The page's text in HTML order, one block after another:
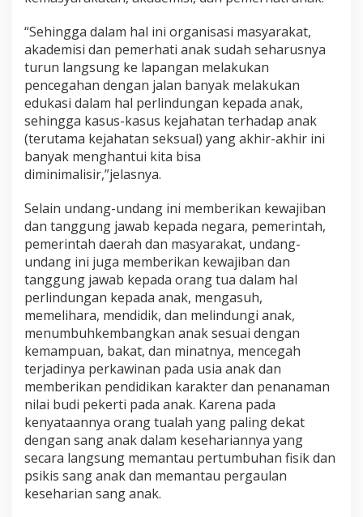
“Sehingga dalam hal ini organisasi masyarakat,
akademisi dan pemerhati anak sudah seharusnya
turun langsung ke lapangan melakukan
pencegahan dengan jalan banyak melakukan
edukasi dalam hal perlindungan kepada anak,
sehingga kasus-kasus kejahatan terhadap anak
(terutama kejahatan seksual) yang akhir-akhir ini
banyak menghantui kita bisa
diminimalisir,”jelasnya.
Selain undang-undang ini memberikan kewajiban
dan tanggung jawab kepada negara, pemerintah,
pemerintah daerah dan masyarakat, undang-
undang ini juga memberikan kewajiban dan
tanggung jawab kepada orang tua dalam hal
perlindungan kepada anak, mengasuh,
memelihara, mendidik, dan melindungi anak,
menumbuhkembangkan anak sesuai dengan
kemampuan, bakat, dan minatnya, mencegah
terjadinya perkawinan pada usia anak dan
memberikan pendidikan karakter dan penanaman
nilai budi pekerti pada anak. Karena pada
kenyataannya orang tualah yang paling dekat
dengan sang anak dalam kesehariannya yang
secara langsung memantau pertumbuhan fisik dan
psikis sang anak dan memantau pergaulan
keseharian sang anak.